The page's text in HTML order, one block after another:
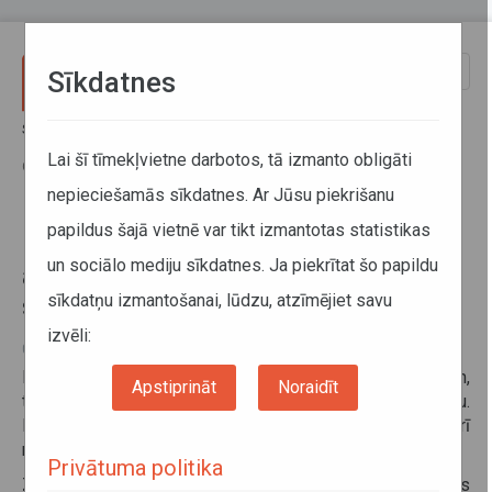
Sākums
Grieķijā
Par ziemas riepām un to
aprīkošanu ar ķēdēm ziemas
sezonā Grieķijā
04. decembris 2025
Katru gadu, laikposmā no 1. oktobra līdz 30. aprīlim,
transportlīdzeklis jāaprīko ar pretslīdes aprīkojumu.
Prasības attiecināmas kā uz Grieķijas nacionālajiem, tā arī
reģionālajiem autoceļiem.
Ziemas periodā transportlīdzekļu īpašniekiem noteikts
Sīkdatnes
Lai šī tīmekļvietne darbotos, tā izmanto obligāti
nepieciešamās sīkdatnes. Ar Jūsu piekrišanu
papildus šajā vietnē var tikt izmantotas statistikas
un sociālo mediju sīkdatnes. Ja piekrītat šo papildu
sīkdatņu izmantošanai, lūdzu, atzīmējiet savu
izvēli:
Apstiprināt Noraidīt
Privātuma politika